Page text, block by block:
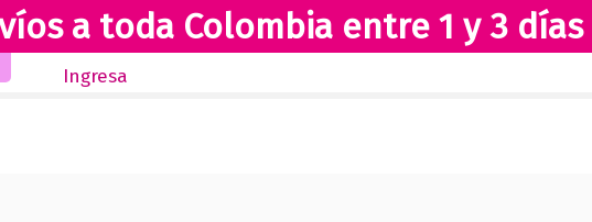
a toda Colombia entre 1 y 3 días
Inicio Novedades Revista Club Lectores Tienda
Ingresa